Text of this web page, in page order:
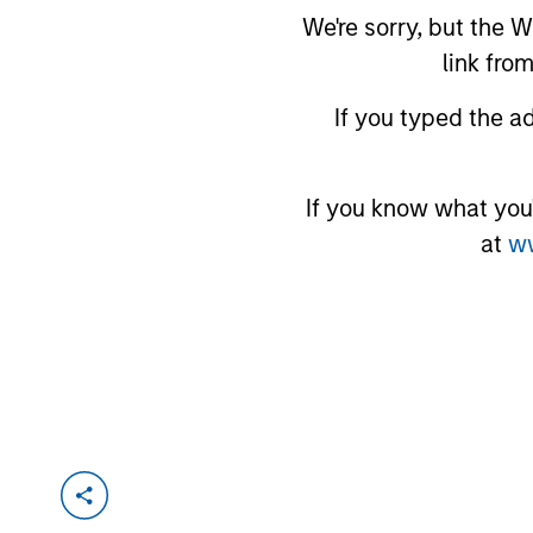
We're sorry, but the
link
If you typed the
If you know what
at